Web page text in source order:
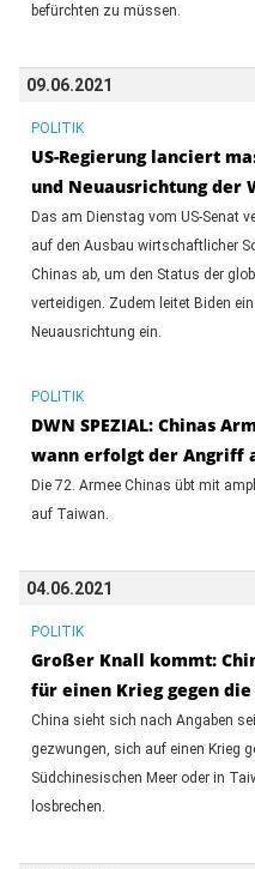
befürchten zu müssen.
09.06.2021
POLITIK
US-Regierung lanciert
und Neuausrichtung der
Das am Dienstag vom US-Senat
auf den Ausbau wirtschaftlicher
Chinas ab, um den Status der
verteidigen. Zudem leitet Biden
Neuausrichtung ein.
POLITIK
DWN SPEZIAL: Chinas
wann erfolgt der Angriff
Die 72. Armee Chinas übt mit
auf Taiwan.
04.06.2021
POLITIK
Großer Knall kommt:
für einen Krieg gegen die
China sieht sich nach Angaben
gezwungen, sich auf einen Krieg
Südchinesischen Meer oder in
losbrechen.